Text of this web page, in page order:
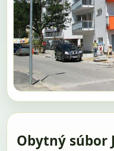
Obytný súbor